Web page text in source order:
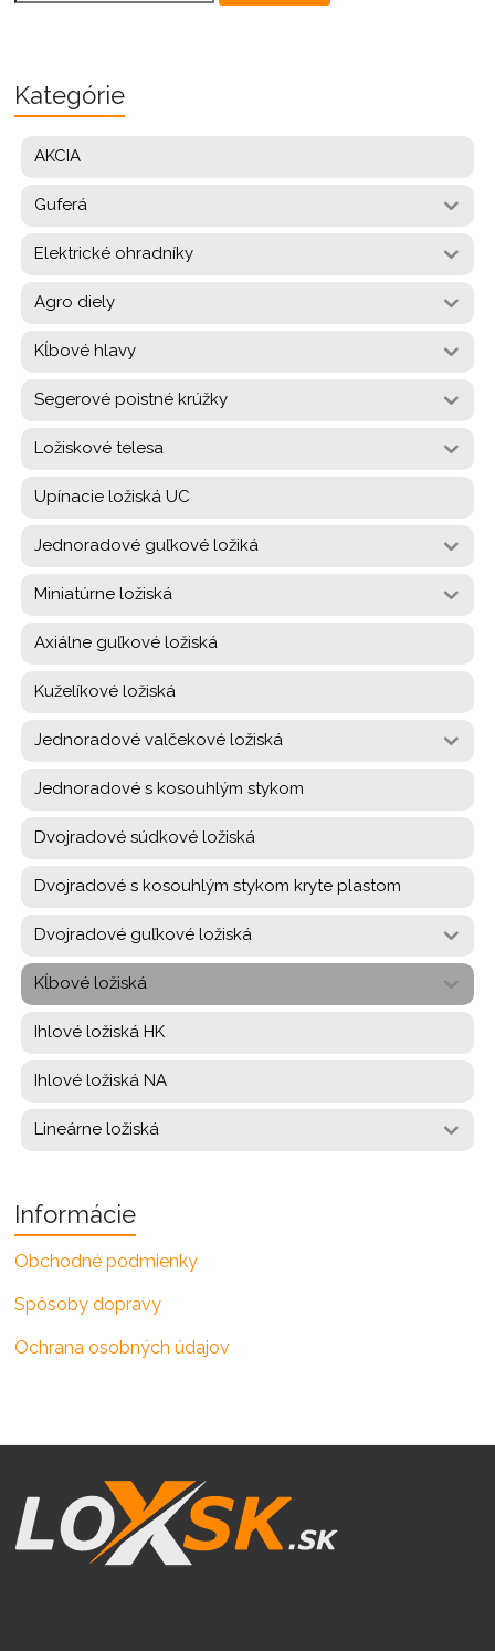
Kategórie
AKCIA
Guferá
Elektrické ohradníky
Agro diely
Kĺbové hlavy
Segerové poistné krúžky
Ložiskové telesa
Upínacie ložiská UC
Jednoradové guľkové ložiká
Miniatúrne ložiská
Axiálne guľkové ložiská
Kuželíkové ložiská
Jednoradové valčekové ložiská
Jednoradové s kosouhlým stykom
Dvojradové súdkové ložiská
Dvojradové s kosouhlým stykom kryte plastom
Dvojradové guľkové ložiská
Kĺbové ložiská
Ihlové ložiská HK
Ihlové ložiská NA
Lineárne ložiská
Informácie
Obchodné podmienky
Spôsoby dopravy
Ochrana osobných údajov